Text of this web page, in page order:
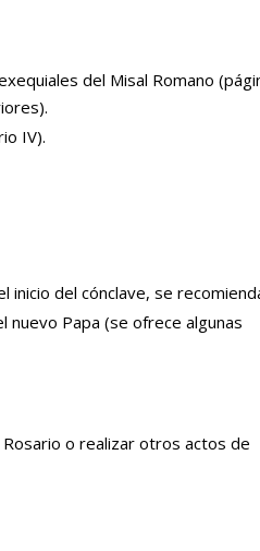
del Misal Romano
IV).
inicio del cónclave, se
nuevo Papa (se ofrece algunas
o realizar otros actos de